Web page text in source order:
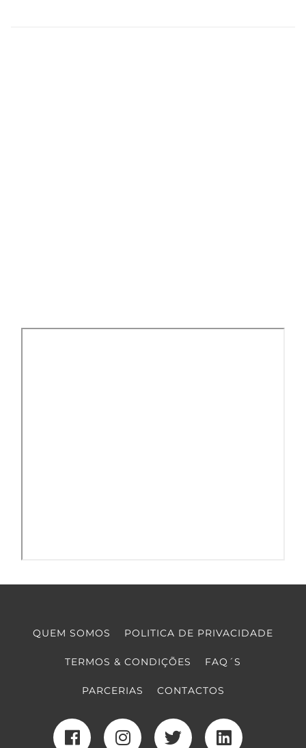
QUEM SOMOS POLITICA DE PRIVACIDADE
TERMOS & CONDIÇÕES FAQ´S
PARCERIAS CONTACTOS